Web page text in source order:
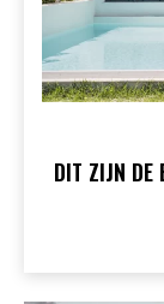
DIT ZIJN DE